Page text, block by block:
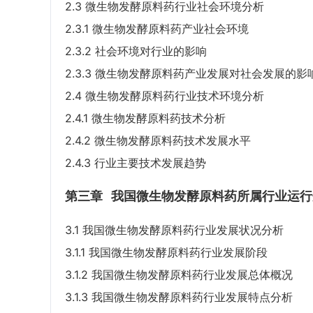
2.3 微生物发酵原料药行业社会环境分析
2.3.1 微生物发酵原料药产业社会环境
2.3.2 社会环境对行业的影响
2.3.3 微生物发酵原料药产业发展对社会发展的影
2.4 微生物发酵原料药行业技术环境分析
2.4.1 微生物发酵原料药技术分析
2.4.2 微生物发酵原料药技术发展水平
2.4.3 行业主要技术发展趋势
第三章 我国微生物发酵原料药所属行业运
3.1 我国微生物发酵原料药行业发展状况分析
3.1.1 我国微生物发酵原料药行业发展阶段
3.1.2 我国微生物发酵原料药行业发展总体概况
3.1.3 我国微生物发酵原料药行业发展特点分析